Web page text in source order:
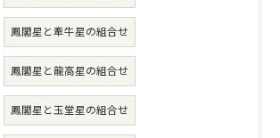
鳳閣星と牽牛星の組合せ
鳳閣星と龍高星の組合せ
鳳閣星と玉堂星の組合せ